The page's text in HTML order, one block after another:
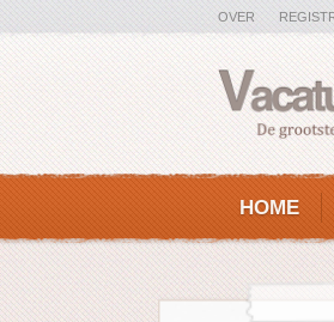
OVER
HOME